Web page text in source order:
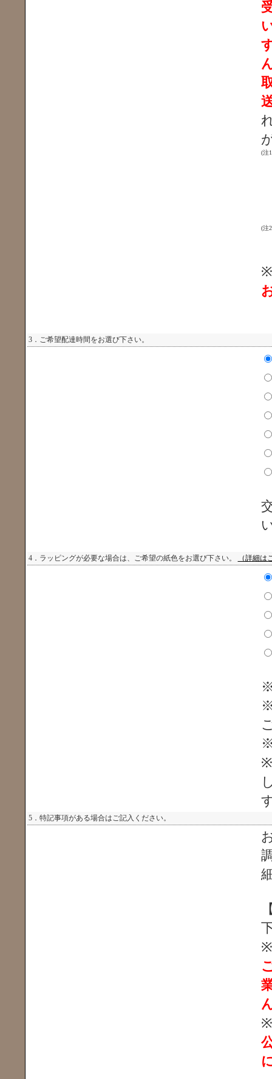
(注
(注
※
3．ご希望配達時間をお選び下さい。
4．ラッピングが必要な場合は、ご希望の紙色をお選び下さい。 （詳細は
※
5．特記事項がある場合はご記入ください。
※
※